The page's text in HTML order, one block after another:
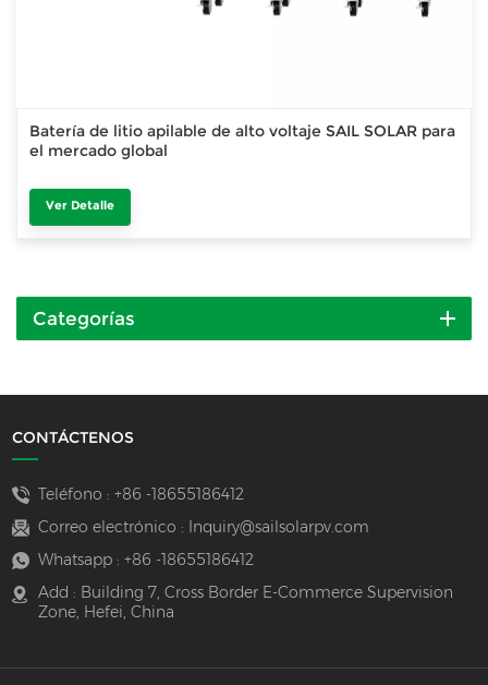
Batería de litio apilable de alto voltaje SAIL SOLAR para
el mercado global
Ver Detalle
Categorías
CONTÁCTENOS
Teléfono : +86 -18655186412
Correo electrónico :
Inquiry@sailsolarpv.com
Whatsapp : +86 -18655186412
Add : Building 7, Cross Border E-Commerce Supervision
Zone, Hefei, China